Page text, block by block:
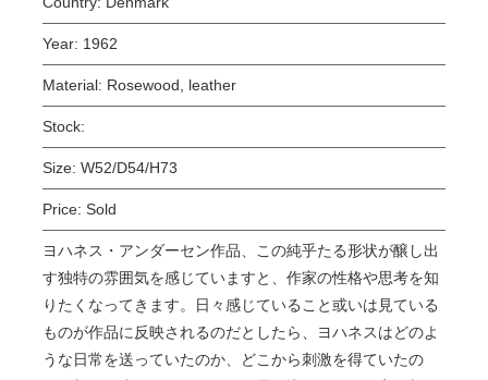
Year: 1962
Material: Rosewood, leather
Stock:
Size: W52/D54/H73
Price: Sold
ヨハネス・アンダーセン作品、この純乎たる形状が醸し出
す独特の雰囲気を感じていますと、作家の性格や思考を知
りたくなってきます。日々感じていること或いは見ている
ものが作品に反映されるのだとしたら、ヨハネスはどのよ
うな日常を送っていたのか、どこから刺激を得ていたの